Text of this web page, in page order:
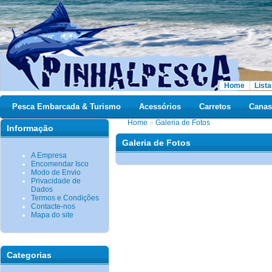
Home
Pesca Embarcada & Turismo Acessórios Carretos Canas
Informação
A Empresa
Encomendar Isco
Modo de Envio
Privacidade de
Dados
Termos e Condições
Contacte-nos
Mapa do site
Categorias
Home » Galeria de Fotos
Galeria de Fotos